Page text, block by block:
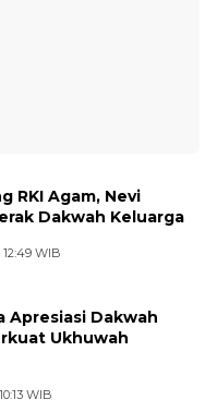
RKI Agam, Nevi
Dakwah Keluarga
WIB
Apresiasi Dakwah
Ukhuwah
WIB